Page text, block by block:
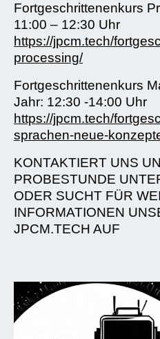
Fortgeschrittenenkurs
11:00 – 12:30 Uhr
https://jpcm.tech/
processing/
Fortgeschrittenenkurs
Jahr: 12:30 -14:00 Uhr
https://jpcm.tech/
sprachen-neue-
KONTAKTIERT UNS
PROBESTUNDE
ODER SUCHT FÜR
INFORMATIONEN
JPCM.TECH AUF